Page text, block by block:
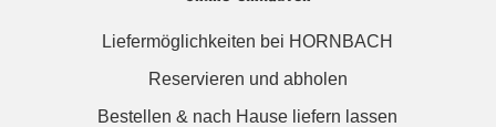
Liefermöglichkeiten bei HORNBACH
Reservieren und abholen
Bestellen & nach Hause liefern lassen